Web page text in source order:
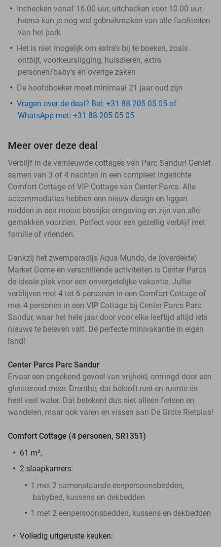
Inchecken vanaf 16.00 uur, uitchecken voor 10.00 uur,
hierna kun je nog wel gebruikmaken van alle faciliteiten
van het park
Het is niet mogelijk om extra's bij te boeken, zoals
ontbijt, voorkeursligging, huisdieren, extra
personen/baby's en overige zaken
De hoofdboeker moet minimaal 21 jaar oud zijn
Vragen over de deal? Bel: +31 88 205 05 05 of
WhatsApp met: +31 88 205 05 05
Meer over deze deal
Verblijf in de vernieuwde cottages van Parc Sandur! Geniet
samen van 3 of 4 nachten in een compleet ingerichte
Comfort Cottage of VIP Cottage van Center Parcs. Alle
accommodaties hebben een nieuw design en liggen
midden in een mooie bosrijke omgeving en zijn van alle
gemakken voorzien. Perfect voor een gezellig verblijf met
familie of vrienden.
Dankzij het zwemparadijs Aqua Mundo, de (overdekte)
Market Dome en verschillende activiteiten is Center Parcs
de ideale plek voor een onvergetelijke vakantie. Jullie
verblijven met 4 tot 6 personen in een Comfort Cottage of
met 4 personen in een VIP Cottage bij Center Parcs Parc
Sandur, waar het hele jaar door voor elke leeftijd altijd iets
nieuws te beleven valt. Dé perfecte minivakantie in eigen
land!
Center Parcs Parc Sandur
Ervaar een ongekend gevoel van vrijheid, omringd door een
glinsterend meer. Drenthe, dat belooft rust en ruimte én
heel veel water. Dat betekent dus niet alleen fietsen en
wandelen, maar ook varen en vissen aan De Grote Rietplas!
Comfort Cottage (4 personen, SR1351)
61 m²,
2 slaapkamers:
1 met 2 samenstaande eenpersoonsbedden,
babybed, kussens en dekbedden
1 met 2 eenpersoonsbedden, kussens en dekbedden
Volledig uitgeruste keuken: